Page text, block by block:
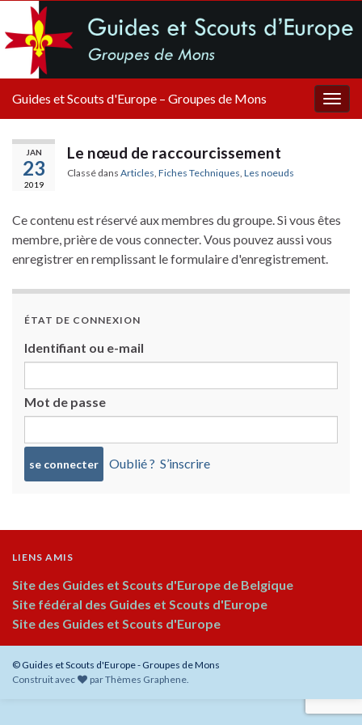
Guides et Scouts d'Europe – Groupes de Mons
JAN
23
2019
Le nœud de raccourcissement
Classé dans Articles Fiches Techniques Les noeuds
Ce contenu est réservé aux membres du groupe. Si vous êtes
membre, prière de vous connecter. Vous pouvez aussi vous
enregistrer en remplissant le formulaire d'enregistrement.
ÉTAT DE CONNEXION
Identifiant ou e-mail
Mot de passe
Oublié ? S’inscrire
LIENS AMIS
Site des Guides et Scouts d'Europe de Belgique
Site fédéral des Guides et Scouts d'Europe
Site des Guides et Scouts d'Europe
© Guides et Scouts d'Europe - Groupes de Mons
Construit avec
parThèmes Graphene